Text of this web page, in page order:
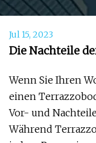
Jul 15, 2023
Die Nachteile
Wenn Sie Ihren
einen
Vor- und
Während